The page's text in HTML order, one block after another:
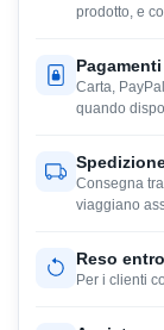
prodotto, e
Carta,
quando
Consegna
viaggiano
Reso
Per i clienti